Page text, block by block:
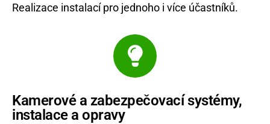
Realizace instalací pro jednoho i více účastníků.
Kamerové a zabezpečovací systémy,
instalace a opravy